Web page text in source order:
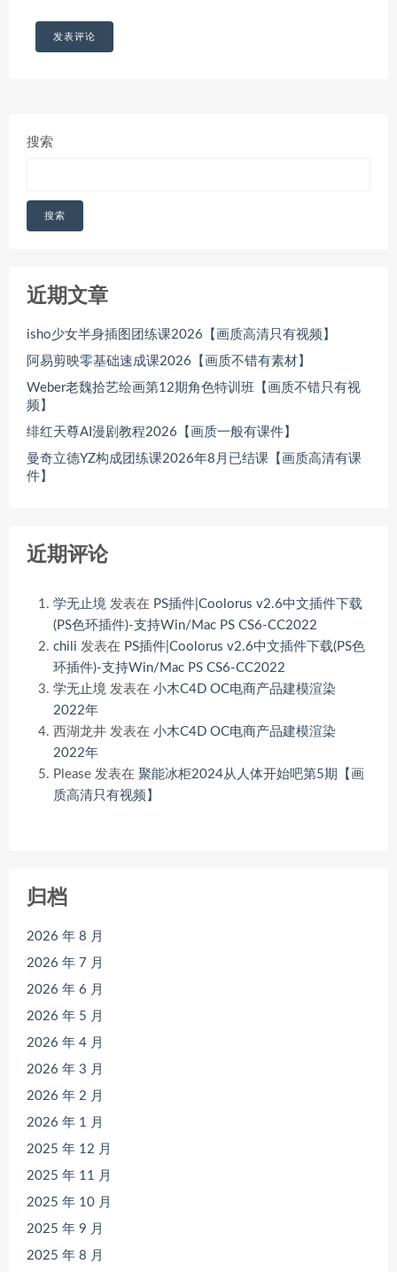
搜索
搜索
近期文章
isho少女半身插图团练课2026【画质高清只有视频】
阿易剪映零基础速成课2026【画质不错有素材】
Weber老魏拾艺绘画第12期角色特训班【画质不错只有视
频】
绯红天尊AI漫剧教程2026【画质一般有课件】
曼奇立德YZ构成团练课2026年8月已结课【画质高清有课
件】
近期评论
学无止境 发表在 PS插件|Coolorus v2.6中文插件下载
(PS色环插件)-支持Win/Mac PS CS6-CC2022
chili 发表在 PS插件|Coolorus v2.6中文插件下载(PS色
环插件)-支持Win/Mac PS CS6-CC2022
学无止境 发表在 小木C4D OC电商产品建模渲染
2022年
西湖龙井 发表在 小木C4D OC电商产品建模渲染
2022年
Please 发表在 聚能冰柜2024从人体开始吧第5期【画
质高清只有视频】
归档
2026 年 8 月
2026 年 7 月
2026 年 6 月
2026 年 5 月
2026 年 4 月
2026 年 3 月
2026 年 2 月
2026 年 1 月
2025 年 12 月
2025 年 11 月
2025 年 10 月
2025 年 9 月
2025 年 8 月